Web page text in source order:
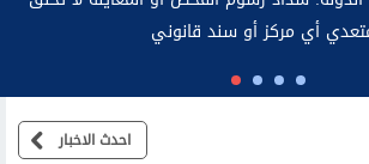
للمتعدي أي مركز أو سند قانوني
احدث الاخبار